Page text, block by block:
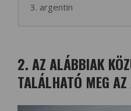
3. argentin
2. AZ ALÁBBIAK
TALÁLHATÓ MEG